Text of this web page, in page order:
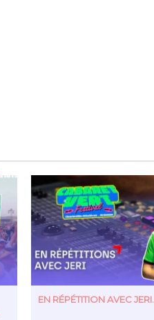
EN RÉPÉTITION AVEC JERI.